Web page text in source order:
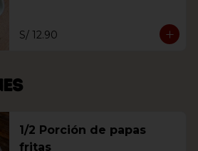
S/ 12.90
1/2 Porción de papas
fritas